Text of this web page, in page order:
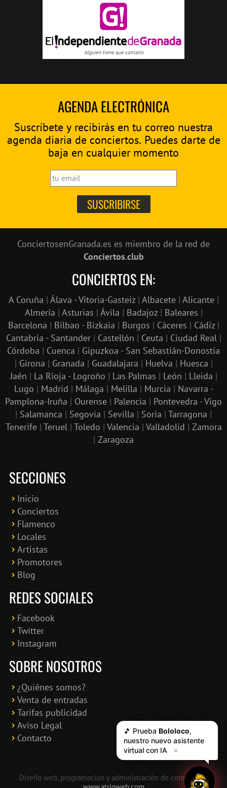
AGENDA ELECTRÓNICA
Suscríbete y recibirás en tu correo nuestra
agenda diaria de conciertos. Puedes darte de
baja en cualquier momento
ConciertosenGranada.es es miembro de la red de
Conciertos.club
CONCIERTOS EN:
A Coruña | Álava - Vitoria-Gasteiz| Albacete| Alicante|
Almería | Asturias | Ávila | Badajoz| Baleares |
Barcelona | Bilbao - Bizkaia | Burgos | Cáceres | Cádiz|
Cantabria - Santander| Castellón | Ceuta | Ciudad Real|
Córdoba | Cuenca | Gipuzkoa - San Sebastián-Donostia
| Girona | Granada | Guadalajara | Huelva | Huesca |
Jaén | La Rioja - Logroño | Las Palmas | León | Lleida |
Lugo | Madrid | Málaga | Melilla | Murcia | Navarra -
Pamplona-Iruña | Ourense | Palencia | Pontevedra - Vigo
| Salamanca | Segovia | Sevilla | Soria | Tarragona |
Tenerife| Teruel| Toledo | Valencia | Valladolid | Zamora
| Zaragoza
SECCIONES
Inicio
Conciertos
Flamenco
Locales
Artistas
Promotores
Blog
REDES SOCIALES
Facebook
Twitter
Instagram
SOBRE NOSOTROS
¿Quiénes somos?
Venta de entradas
Tarifas publicidad
Aviso Legal
Contacto
Diseño web, programación y administración de contenidos:
🎵 Prueba Bololoco,
nuestro nuevo asistente
virtual con IA
✕